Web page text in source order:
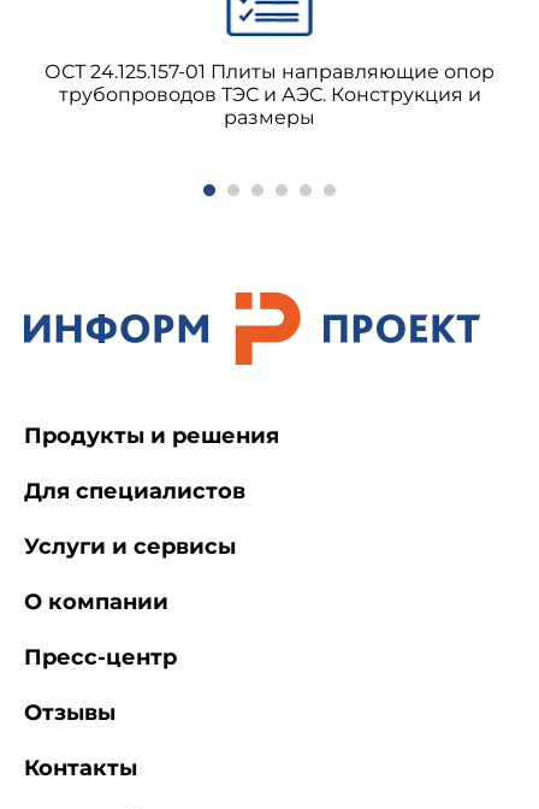
ОСТ 24.125.157-01 Плиты направляющие опор
трубопроводов ТЭС и АЭС. Конструкция и
размеры
Продукты и решения
Для специалистов
Услуги и сервисы
О компании
Пресс-центр
Отзывы
Контакты